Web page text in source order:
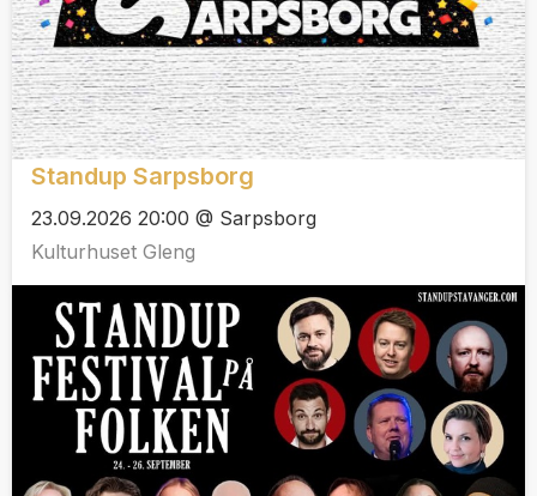
Standup Sarpsborg
23.09.2026 20:00 @ Sarpsborg
Kulturhuset Gleng